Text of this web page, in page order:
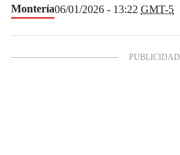
Montería06/01/2026 - 13:22 GMT-5